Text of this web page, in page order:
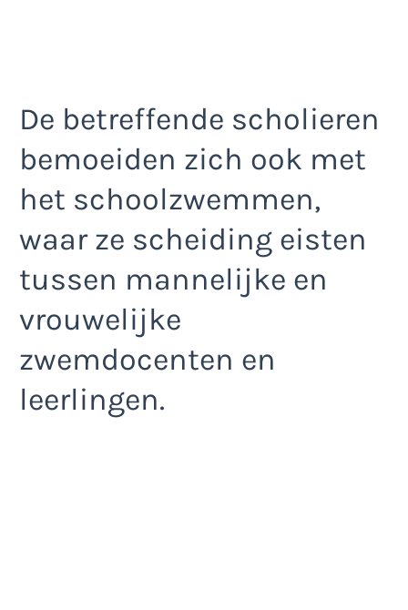
De betreffende scholieren
bemoeiden zich ook met
het schoolzwemmen,
waar ze scheiding eisten
tussen mannelijke en
vrouwelijke
zwemdocenten en
leerlingen.